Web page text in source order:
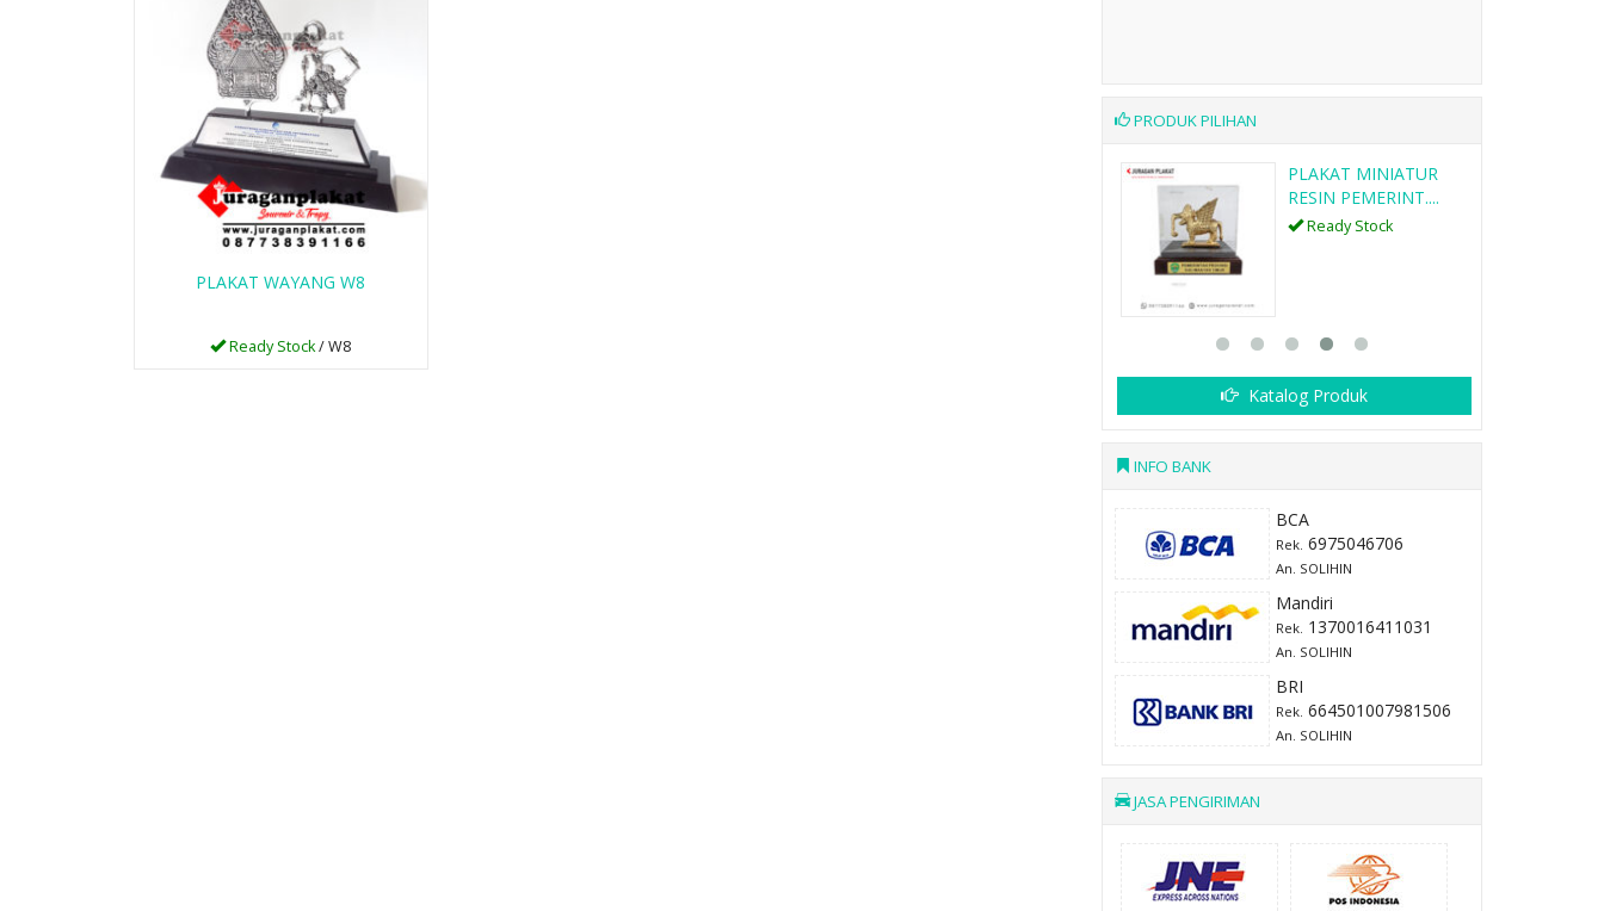
PLAKAT WAYANG W8
Ready Stock/ W8
PRODUK PILIHAN
PLAKAT FIBER R72
Ready Stock
SKU: R72
PLAKAT MINIATUR
RESIN PEMERINT....
Ready Stock
Katalog Produk
INFO BANK
BCA
Rek. 6975046706
An. SOLIHIN
Mandiri
Rek. 1370016411031
An. SOLIHIN
BRI
Rek. 664501007981506
An. SOLIHIN
JASA PENGIRIMAN